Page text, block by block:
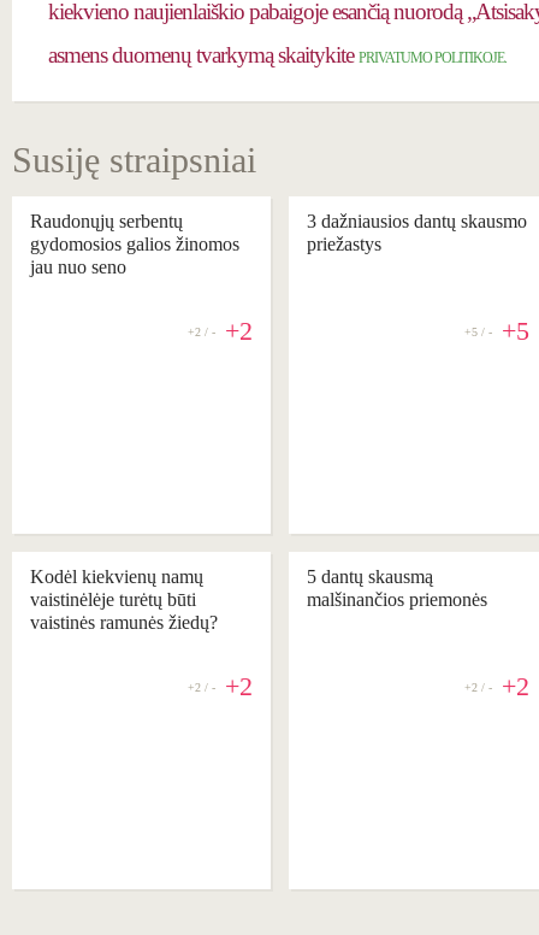
kiekvieno naujienlaiškio pabaigoje esančią nuorodą
asmens duomenų tvarkymą skaitykite PRIVATUMO POLITIKOJE.
Susiję straipsniai
Raudonųjų serbentų
gydomosios galios žinomos
jau nuo seno
+2 / - +2
3 dažniausios dantų skausmo
priežastys
+5 / - +5
Kodėl kiekvienų namų
vaistinėlėje turėtų būti
vaistinės ramunės žiedų?
+2 / - +2
5 dantų skausmą
malšinančios priemonės
+2 / - +2